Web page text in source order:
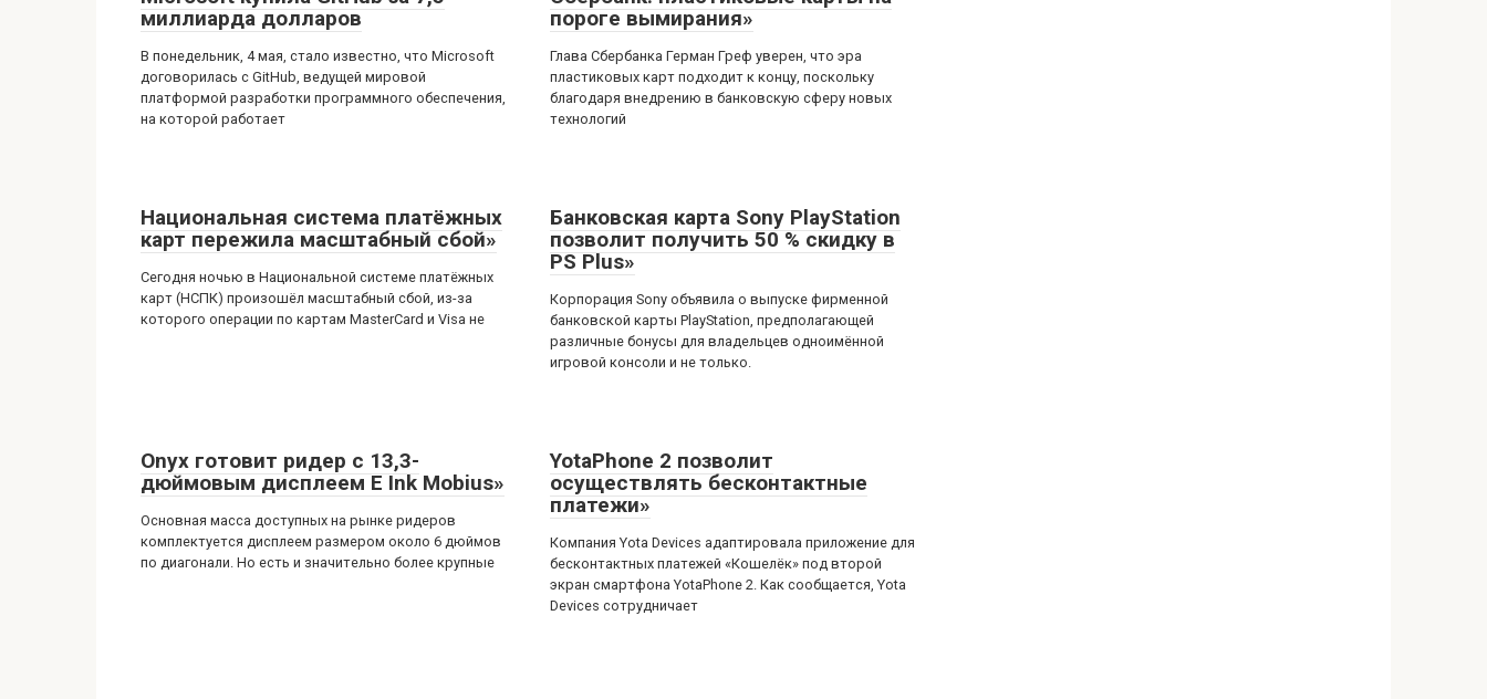
миллиарда долларов
В понедельник, 4 мая, стало известно, что Microsoft
договорилась с GitHub, ведущей мировой
платформой разработки программного обеспечения,
на которой работает
пороге вымирания»
Глава Сбербанка Герман Греф уверен, что эра
пластиковых карт подходит к концу, поскольку
благодаря внедрению в банковскую сферу новых
технологий
Национальная система платёжных
карт пережила масштабный сбой»
Сегодня ночью в Национальной системе платёжных
карт (НСПК) произошёл масштабный сбой, из-за
которого операции по картам MasterCard и Visa не
Банковская карта Sony PlayStation
позволит получить 50 % скидку в
PS Plus»
Корпорация Sony объявила о выпуске фирменной
банковской карты PlayStation, предполагающей
различные бонусы для владельцев одноимённой
игровой консоли и не только.
Onyx готовит ридер с 13,3-
дюймовым дисплеем E Ink Mobius»
Основная масса доступных на рынке ридеров
комплектуется дисплеем размером около 6 дюймов
по диагонали. Но есть и значительно более крупные
YotaPhone 2 позволит
осуществлять бесконтактные
платежи»
Компания Yota Devices адаптировала приложение для
бесконтактных платежей «Кошелёк» под второй
экран смартфона YotaPhone 2. Как сообщается, Yota
Devices сотрудничает